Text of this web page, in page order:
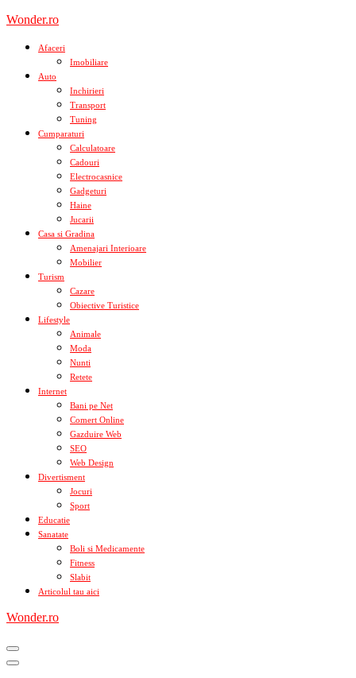
Skip
content
Wonder.ro
Afaceri
Imobiliare
Auto
Inchirieri
Transport
Tuning
Cumparaturi
Calculatoare
Cadouri
Electrocasnice
Gadgeturi
Haine
Jucarii
Casa si Gradina
Amenajari Interioare
Mobilier
Turism
Cazare
Obiective Turistice
Lifestyle
Animale
Moda
Nunti
Retete
Internet
Bani pe Net
Comert Online
Gazduire Web
SEO
Web Design
Divertisment
Jocuri
Sport
Educatie
Sanatate
Boli si Medicamente
Fitness
Slabit
Articolul tau aici
Wonder.ro